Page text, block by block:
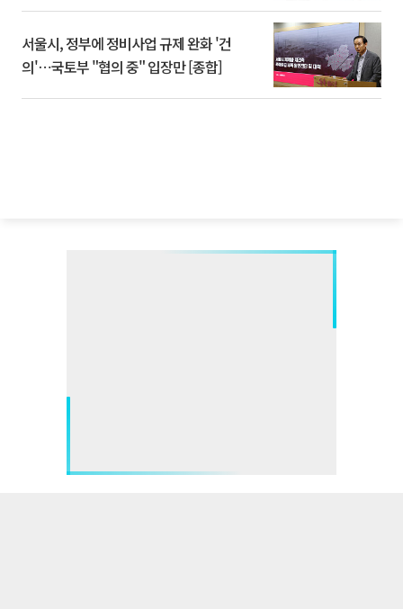
서울시, 정부에 정비사업 규제 완화 '건
의'⋯국토부 "협의 중" 입장만 [종합]